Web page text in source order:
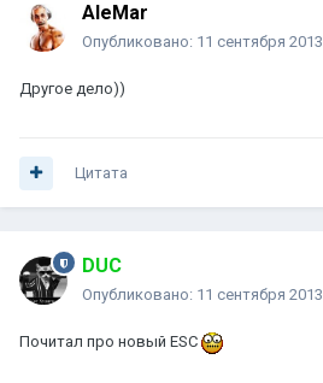
AleMar
Опубликовано: 11 сентября 2013
Другое дело))
Цитата
DUC
Опубликовано: 11 сентября 2013
Почитал про новый ESC